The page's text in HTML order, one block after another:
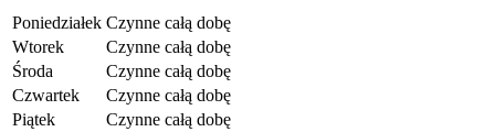
Poniedziałek Czynne całą dobę
Wtorek
Czynne całą dobę
Środa
Czynne całą dobę
Czwartek
Czynne całą dobę
Piątek
Czynne całą dobę